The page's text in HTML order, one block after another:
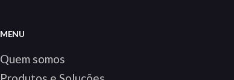
MENU
Quem somos